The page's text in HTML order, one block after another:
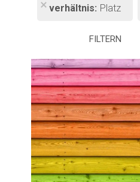
verhältnis Platz
FILTERN